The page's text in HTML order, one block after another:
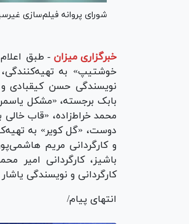
شورای پروانه فیلم‌سازی غیرسینمایی در
خبرگزاری میزان - طبق
خوشتیپ» به تهیه‌کنندگی،
نویسندگی حسن کیقبادی و
بابک برجسته، «مشکل
محمد خراط‌زاده، «قاب
دوست، «گل کویر» به
و کارگردانی مریم
باشیز، کارگردانی امیر
کارگردانی و نویسندگی
انتهای پیام/